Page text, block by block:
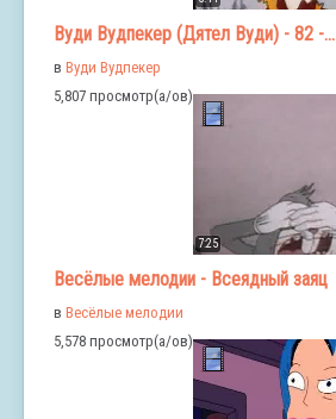
Вуди Вудпекер (Дятел Вуди) - 82 -...
в Вуди Вудпекер
5,807 просмотр(а/ов)
7:25
Весёлые мелодии - Всеядный заяц
в Весёлые мелодии
5,578 просмотр(а/ов)